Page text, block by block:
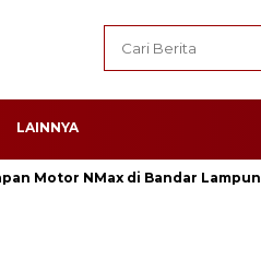
LAINNYA
Motor NMax di Bandar